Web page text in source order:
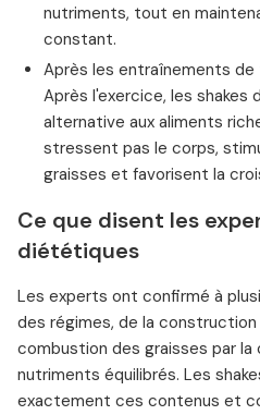
nutriments, tout en
constant.
Après les entraînements
Après l'exercice, les
alternative aux aliments
stressent pas le corps,
graisses et favorisent la
Ce que disent les
diététiques
Les experts ont confirmé à
des régimes, de la
combustion des graisses par la
nutriments équilibrés. Les
exactement ces contenus et